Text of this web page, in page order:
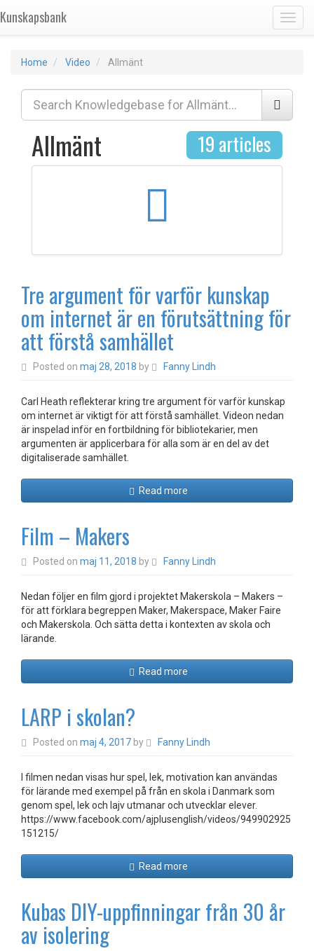
Kunskapsbank
Home Video Allmänt
19 articles
Allmänt
Tre argument för varför kunskap
om internet är en förutsättning för
att förstå samhället
Posted on maj 28, 2018 by Fanny Lindh
Carl Heath reflekterar kring tre argument för varför kunskap
om internet är viktigt för att förstå samhället. Videon nedan
är inspelad inför en fortbildning för bibliotekarier, men
argumenten är applicerbara för alla som är en del av det
digitaliserade samhället.
Read more
Film – Makers
Posted on maj 11, 2018 by Fanny Lindh
Nedan följer en film gjord i projektet Makerskola – Makers –
för att förklara begreppen Maker, Makerspace, Maker Faire
och Makerskola. Och sätta detta i kontexten av skola och
lärande.
Read more
LARP i skolan?
Posted on maj 4, 2017 by Fanny Lindh
I filmen nedan visas hur spel, lek, motivation kan användas
för lärande med exempel på från en skola i Danmark som
genom spel, lek och lajv utmanar och utvecklar elever.
https://www.facebook.com/ajplusenglish/videos/949902925
151215/
Read more
Kubas DIY-uppfinningar från 30 år
av isolering